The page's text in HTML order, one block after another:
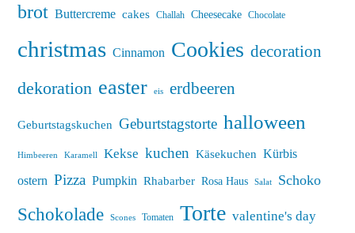
brot Buttercreme cakes Challah Cheesecake Chocolate
christmas Cinnamon Cookies decoration
dekoration easter eis erdbeeren
Geburtstagskuchen Geburtstagstorte halloween
Himbeeren Karamell Kekse kuchen Käsekuchen Kürbis
ostern Pizza Pumpkin Rhabarber Rosa Haus Salat Schoko
Schokolade Scones Tomaten Torte valentine's day